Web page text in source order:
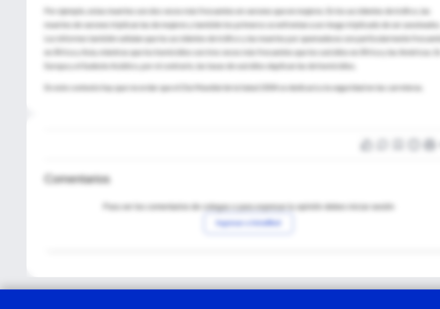
Por ejemplo, estas muertes son dos veces más frecuentes en varones que en mujeres. En los accidentes de tráfico, las
muertes de varones triplican las de mujeres y también los primeros se enfrentan a un riesgo triplicado de ser
Los informes también señalan que los accidentes de tráfico y las muertes por quemaduras son particularmente
en África y Asia, mientras que los homicidios son tres veces más frecuentes que los suicidios en África y las Américas.
Europa y el Sudeste Asiático, por el contrario, las tasas de suicidios duplican las de homicidios.
En este contexto hay que recordar que el Día Mundial de la Salud 2004 se dedicará a la seguridad en las carreteras.
Comentarios
Para ver los comentarios de colegas o para expresar tu opinión debes iniciar sesión
Ingresar a IntraMed